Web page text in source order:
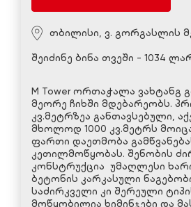
თბილისი, ვ. გორგასლის
შეიძინე ბინა თვეში - 1034
M Tower ორთაჭალა ვახტანგ
მეორე ჩიხში მდებარეობს.
კვ.მეტრზეა განთავსებული,
მხოლოდ 1000 კვ.მეტრს
ფართი დაეთმობა
კეთილმოწყობას. შენობის
კონსტრუქცია უმაღლესი
ბეტონის კარკასული
საძირკველი კი შერეული
მოწყობილია ხიმინჯები და